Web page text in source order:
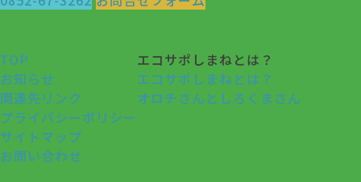
TOP
お知らせ
関連先リンク
プライバシーポリシー
サイトマップ
お問い合わせ
エコサポしまねとは？
エコサポしまねとは？
オロチさんとしろくまさん